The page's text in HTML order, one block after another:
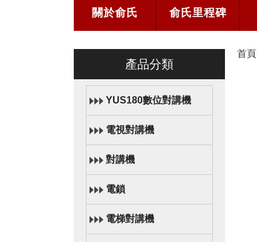
關於俞氏 俞氏里程碑
產品分類
YUS180數位對講機
電視對講機
對講機
電鎖
電梯對講機
首頁